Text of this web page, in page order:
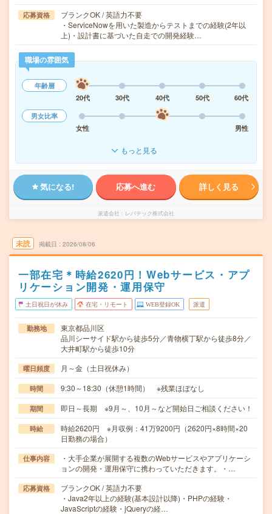
応募資格
ブランクOK / 英語力不要
・ServiceNowを用いた製造からテストまでの経験(2年以
上)・設計書に基づいた自走での開発経験…
職場の雰囲気
年齢層
20代
30代 40代 50代
60代
男女比率
女性
男性
もっと見る
気になる! 応募へ進む 詳しく見る
派遣会社 レバテック株式会社
未読 掲載日 2026/08/06
一部在宅＊時給2620円！Webサービス・アプ
リケーション開発・運用保守
土日祝日が休み 在宅・リモート WEB登録OK 派遣
勤務地
東京都品川区
品川シーサイド駅から徒歩5分／青物横丁駅から徒歩8分／
大井町駅から徒歩10分
曜日頻度 月～金（土日祝休み）
時間 9:30～18:30（休憩1時間） ※残業ほぼなし
期間 即日～長期 ※9月～、10月～など開始日ご相談ください！
時給
時給2620円 ※月収例：41万9200円（2620円×8時間×20
日勤務の場合）
仕事内容
・大手企業が展開する複数のWebサービスやアプリケーシ
ョンの開発・運用保守に携わっていただきます。・…
応募資格
ブランクOK / 英語力不要
・Java2年以上の経験(基本設計以降)・PHPの経験・
JavaScriptの経験・jQueryの経…